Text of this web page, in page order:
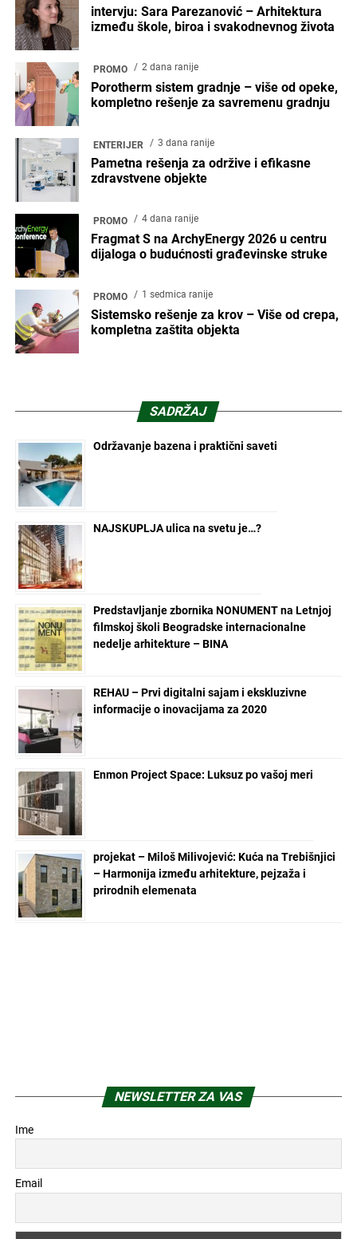
intervju: Sara Parezanović – Arhitektura
između škole, biroa i svakodnevnog života
PROMO 2 dana ranije
Porotherm sistem gradnje – više od opeke,
kompletno rešenje za savremenu gradnju
ENTERIJER 3 dana ranije
Pametna rešenja za održive i efikasne
zdravstvene objekte
PROMO 4 dana ranije
Fragmat S na ArchyEnergy 2026 u centru
dijaloga o budućnosti građevinske struke
PROMO 1 sedmica ranije
Sistemsko rešenje za krov – Više od crepa,
kompletna zaštita objekta
SADRŽAJ
Održavanje bazena i praktični saveti
NAJSKUPLJA ulica na svetu je…?
Predstavljanje zbornika NONUMENT na Letnjoj
filmskoj školi Beogradske internacionalne
nedelje arhitekture – BINA
REHAU – Prvi digitalni sajam i ekskluzivne
informacije o inovacijama za 2020
Enmon Project Space: Luksuz po vašoj meri
projekat – Miloš Milivojević: Kuća na Trebišnjici
– Harmonija između arhitekture, pejzaža i
prirodnih elemenata
NEWSLETTER ZA VAS
Ime
Email